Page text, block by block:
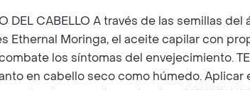
DEL CABELLO A través de las semillas
Moringa, el aceite capilar con
los síntomas del envejecimiento.
en cabello seco como húmedo.